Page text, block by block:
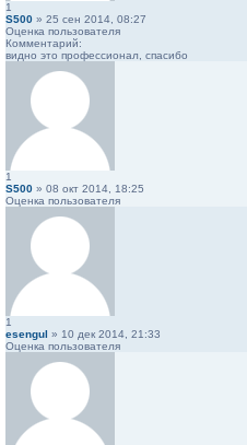
1
S500 » 25 сен 2014, 08:27
Оценка пользователя
Комментарий:
видно это профессионал, спасибо
1
S500 » 08 окт 2014, 18:25
Оценка пользователя
1
esengul » 10 дек 2014, 21:33
Оценка пользователя